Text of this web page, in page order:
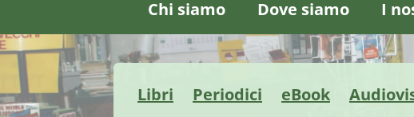
Chi siamo Dove siamo I
Libri Periodici eBook